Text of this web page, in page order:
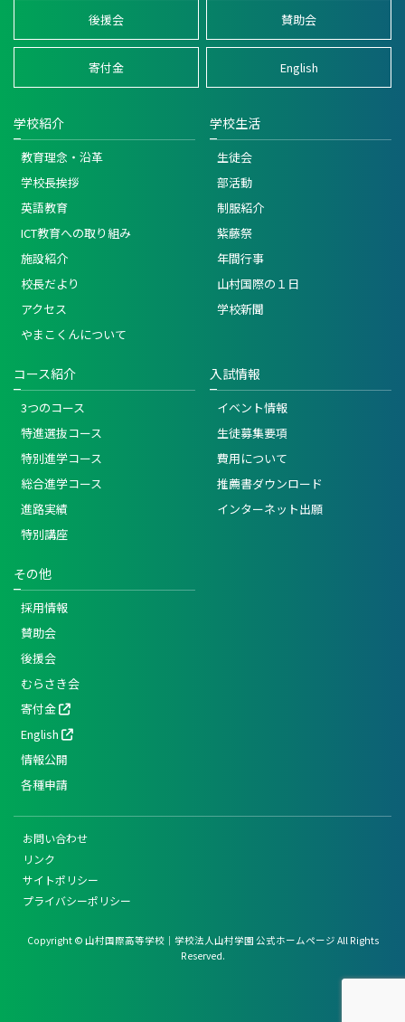
後援会 賛助会
寄付金 English
学校紹介
教育理念・沿革
学校長挨拶
英語教育
ICT教育への取り組み
施設紹介
校長だより
アクセス
やまこくんについて
学校生活
生徒会
部活動
制服紹介
紫藤祭
年間行事
山村国際の１日
学校新聞
コース紹介
3つのコース
特進選抜コース
特別進学コース
総合進学コース
進路実績
特別講座
入試情報
イベント情報
生徒募集要項
費用について
推薦書ダウンロード
インターネット出願
その他
採用情報
賛助会
後援会
むらさき会
寄付金
English
情報公開
各種申請
お問い合わせ
リンク
サイトポリシー
プライバシーポリシー
Copyright © 山村国際高等学校｜学校法人山村学園 公式ホームページ All Rights
Reserved.